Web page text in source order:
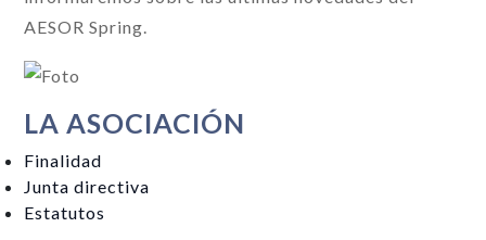
AESOR Spring.
LA ASOCIACIÓN
Finalidad
Junta directiva
Estatutos